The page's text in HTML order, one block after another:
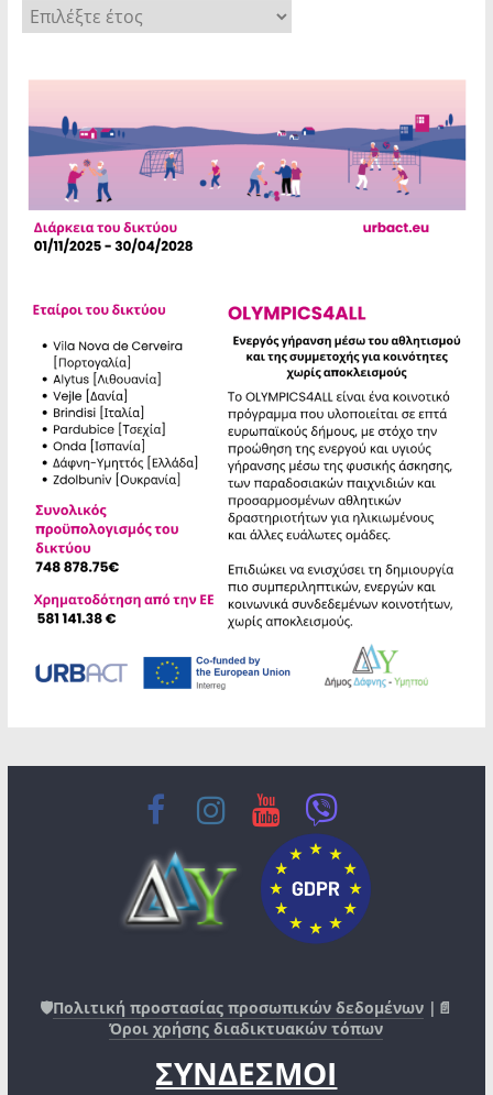
🛡️Πολιτική προστασίας προσωπικών δεδομένων |📄
Όροι χρήσης διαδικτυακών τόπων
ΣΥΝΔΕΣΜΟΙ